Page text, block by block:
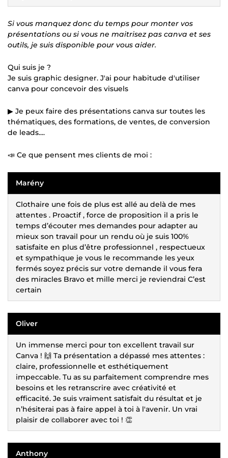
Si vous manquez donc du temps pour monter vos
présentations ou si vous ne maitrisez pas canva et ses
outils, je suis disponible pour vous aider.
Qui suis je ?
Je suis graphic designer. J'ai pour habitude d'utiliser
canva pour concevoir des visuels
▶ Je peux faire des présentations canva sur toutes les
thématiques, des formations, de ventes, de conversion
de leads....
📣 Ce que pensent mes clients de moi :
Marény
Clothaire une fois de plus est allé au delà de mes
attentes . Proactif , force de proposition il a pris le
temps d’écouter mes demandes pour adapter au
mieux son travail pour un rendu où je suis 100%
satisfaite en plus d’être professionnel , respectueux
et sympathique je vous le recommande les yeux
fermés soyez précis sur votre demande il vous fera
des miracles Bravo et mille merci je reviendrai C’est
certain
Oliver
Un immense merci pour ton excellent travail sur
Canva ! 🙌 Ta présentation a dépassé mes attentes :
claire, professionnelle et esthétiquement
impeccable. Tu as su parfaitement comprendre mes
besoins et les retranscrire avec créativité et
efficacité. Je suis vraiment satisfait du résultat et je
n’hésiterai pas à faire appel à toi à l'avenir. Un vrai
plaisir de collaborer avec toi ! 👏
Anthony